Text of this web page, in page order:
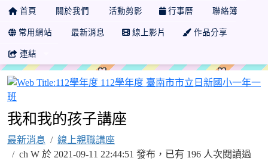
首頁 關於我們 活動剪影 行事曆 聯絡簿
常用網站 最新消息 線上影片 作品分享
連結
我和我的孩子講座
最新消息
線上親職講座
ch W 於 2021-09-11 22:44:51 發布，已有 196 人次閱讀過